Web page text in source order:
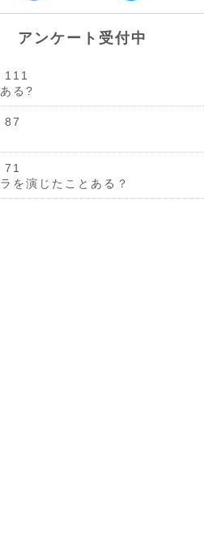
アンケート受付中
111
る?
87
71
を演じたことある？